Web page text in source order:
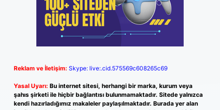
Reklam ve İletişim: Skype: live:.cid.575569c608265c69
Yasal Uyarı: Bu internet sitesi, herhangi bir marka, kurum veya
şahıs şirketi ile hiçbir bağlantısı bulunmamaktadır. Sitede yalnızca
kendi hazırladığımız makaleler paylaşılmaktadır. Burada yer alan